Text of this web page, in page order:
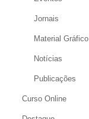
Jornais
Material Gráfico
Notícias
Publicações
Curso Online